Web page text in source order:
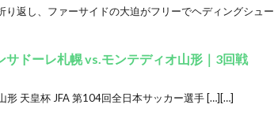
返し、ファーサイドの大迫がフリーでヘディングシュー
サドーレ札幌 vs.モンテディオ山形｜3回戦
天皇杯 JFA 第104回全日本サッカー選手 […][…]